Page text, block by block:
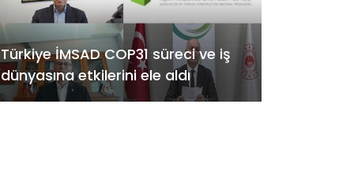
Türkiye İMSAD COP31 süreci ve iş
dünyasına etkilerini ele aldı